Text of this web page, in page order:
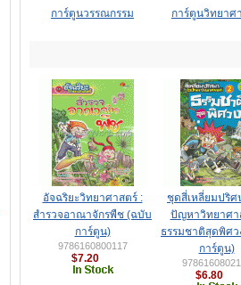
การ์ตูนวรรณกรรม การ์ตูนวิทยาศ
อัจฉริยะวิทยาศาสตร์ :
สำรวจอาณาจักรพืช (ฉบับ
การ์ตูน)
9786160800117
$7.20
ชุดสี่เหลี่ยมปริศ
ปัญหาวิทยาศา
ธรรมชาติสุดพิศ
การ์ตูน)
$6.80